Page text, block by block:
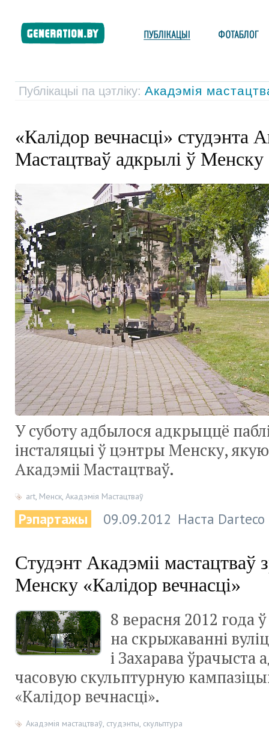
Публікацыі па цэтліку: Акадэмія
«Калідор вечнасці» студэнта
Мастацтваў адкрылі ў Менску
У суботу адбылося адкрыццё
інсталяцыі ў цэнтры Менску, якую
Акадэміі Мастацтваў.
art, Менск, Акадэмія Мастацтваў
Рэпартажы 09.09.2012 Наста Darteco
Студэнт Акадэміі мастацтваў
Менску «Калідор вечнасці»
8 верасня 2012 года
на скрыжаванні
і Захарава
часовую скульптурную
«Калідор вечнасці».
Акадэмія мастацтваў, студэнты, скульптура